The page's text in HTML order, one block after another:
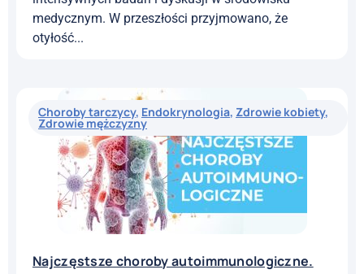
medycznym. W przeszłości przyjmowano, że
otyłość...
Choroby tarczycy, Endokrynologia, Zdrowie kobiety,
Zdrowie mężczyzny
Najczęstsze choroby autoimmunologiczne.